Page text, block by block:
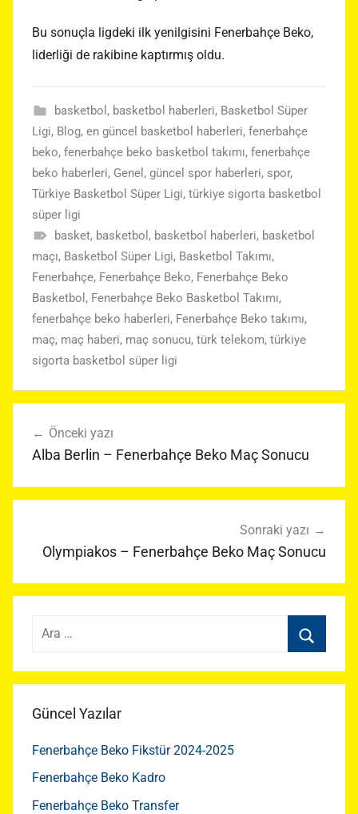
Bu sonuçla ligdeki ilk yenilgisini Fenerbahçe Beko,
liderliği de rakibine kaptırmış oldu.
basketbol , basketbol haberleri, Basketbol Süper
Ligi, Blog, en güncel basketbol haberleri, fenerbahçe
beko, fenerbahçe beko basketbol takımı, fenerbahçe
beko haberleri, Genel , güncel spor haberleri, spor,
Türkiye Basketbol Süper Ligi, türkiye sigorta basketbol
süper ligi
basket, basketbol , basketbol haberleri, basketbol
maçı, Basketbol Süper Ligi, Basketbol Takımı,
Fenerbahçe, Fenerbahçe Beko, Fenerbahçe Beko
Basketbol , Fenerbahçe Beko Basketbol Takımı,
fenerbahçe beko haberleri, Fenerbahçe Beko takımı,
maç, maç haberi, maç sonucu, türk telekom, türkiye
sigorta basketbol süper ligi
gezinmesi
Önceki yazı
Alba Berlin – Fenerbahçe Beko Maç Sonucu
Sonraki yazı
Olympiakos – Fenerbahçe Beko Maç Sonucu
Arama:
Güncel Yazılar
Fenerbahçe Beko Fikstür 2024-2025
Fenerbahçe Beko Kadro
Fenerbahçe Beko Transfer